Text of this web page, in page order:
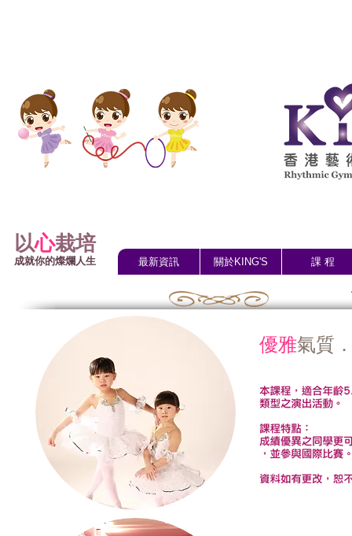
以心栽培
成就你的燦爛人生 最新資訊 關於KING'S 課 程
優雅氣質